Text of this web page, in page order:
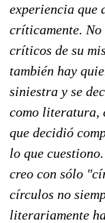
experiencia que
críticamente. No
críticos de su
también hay
siniestra y se
como literatura,
que decidió
lo que
creo con sólo
círculos no
literariamente